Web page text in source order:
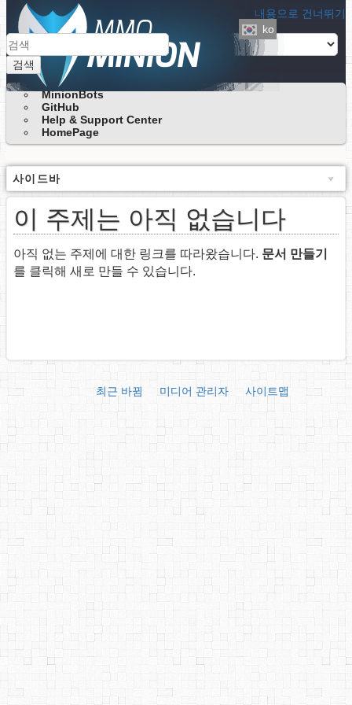
내용으로 건너뛰기
검색
ko
MinionBots
GitHub
Help & Support Center
HomePage
사이드바
이 주제는 아직 없습니다
아직 없는 주제에 대한 링크를 따라왔습니다. 문서 만들기
를 클릭해 새로 만들 수 있습니다.
최근 바뀜 미디어 관리자 사이트맵